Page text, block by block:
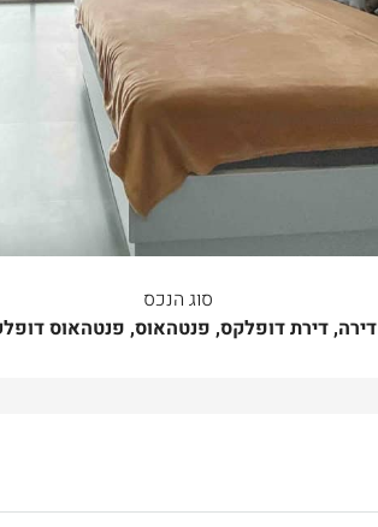
סוג הנכס
דירה, דירת דופלקס, פנטהאוס, פנטהאוס